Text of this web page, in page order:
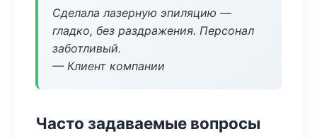
Сделала лазерную эпиляцию —
гладко, без раздражения. Персонал
заботливый.
— Клиент компании
Часто задаваемые вопросы